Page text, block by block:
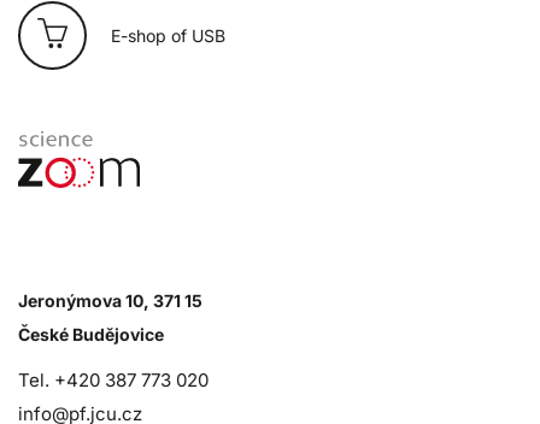
E-shop of USB
Jeronýmova 10, 371 15
České Budějovice
Tel. +420 387 773 020
info@pf.jcu.cz